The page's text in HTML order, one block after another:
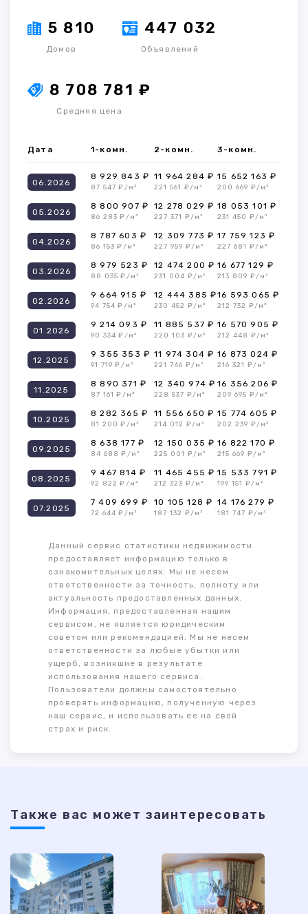
5 810
Домов
447 032
Объявлений
8 708 781 ₽
Средняя цена
Дата 1-комн. 2-комн. 3-комн.
06.2026
8 929 843 ₽
87 547 ₽/м²
11 964 284 ₽
221 561 ₽/м²
15 652 163 ₽
200 669 ₽/м²
05.2026
8 800 907 ₽
86 283 ₽/м²
12 278 029 ₽
227 371 ₽/м²
18 053 101 ₽
231 450 ₽/м²
04.2026
8 787 603 ₽
86 153 ₽/м²
12 309 773 ₽
227 959 ₽/м²
17 759 123 ₽
227 681 ₽/м²
03.2026
8 979 523 ₽
88 035 ₽/м²
12 474 200 ₽
231 004 ₽/м²
16 677 129 ₽
213 809 ₽/м²
02.2026
9 664 915 ₽
94 754 ₽/м²
12 444 385 ₽
230 452 ₽/м²
16 593 065 ₽
212 732 ₽/м²
01.2026
9 214 093 ₽
90 334 ₽/м²
11 885 537 ₽
220 103 ₽/м²
16 570 905 ₽
212 448 ₽/м²
12.2025
9 355 353 ₽
91 719 ₽/м²
11 974 304 ₽
221 746 ₽/м²
16 873 024 ₽
216 321 ₽/м²
11.2025
8 890 371 ₽
87 161 ₽/м²
12 340 974 ₽
228 537 ₽/м²
16 356 206 ₽
209 695 ₽/м²
10.2025
8 282 365 ₽
81 200 ₽/м²
11 556 650 ₽
214 012 ₽/м²
15 774 605 ₽
202 239 ₽/м²
09.2025
8 638 177 ₽
84 688 ₽/м²
12 150 035 ₽
225 001 ₽/м²
16 822 170 ₽
215 669 ₽/м²
08.2025
9 467 814 ₽
92 822 ₽/м²
11 465 455 ₽
212 323 ₽/м²
15 533 791 ₽
199 151 ₽/м²
07.2025
7 409 699 ₽
72 644 ₽/м²
10 105 128 ₽
187 132 ₽/м²
14 176 279 ₽
181 747 ₽/м²
Данный сервис статистики недвижимости
предоставляет информацию только в
ознакомительных целях. Мы не несем
ответственности за точность, полноту или
актуальность предоставленных данных.
Информация, предоставленная нашим
сервисом, не является юридическим
советом или рекомендацией. Мы не несем
ответственности за любые убытки или
ущерб, возникшие в результате
использования нашего сервиса.
Пользователи должны самостоятельно
проверять информацию, полученную через
наш сервис, и использовать ее на свой
страх и риск.
Также ваc может заинтересовать